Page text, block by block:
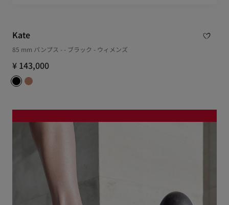
Kate
85 mm パンプス - - ブラック - ウィメンズ
¥ 143,000